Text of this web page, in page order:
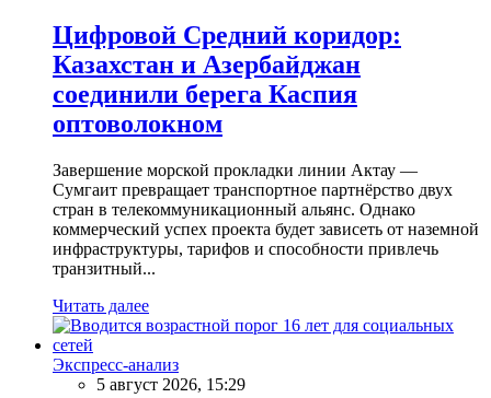
Цифровой Средний коридор:
Казахстан и Азербайджан
соединили берега Каспия
оптоволокном
Завершение морской прокладки линии Актау —
Сумгаит превращает транспортное партнёрство двух
стран в телекоммуникационный альянс. Однако
коммерческий успех проекта будет зависеть от наземной
инфраструктуры, тарифов и способности привлечь
транзитный...
Читать далее
Экспресс-анализ
5 август 2026, 15:29